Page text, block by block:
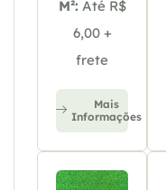
M²: Até R$
6,00 +
frete
Mais
Informações